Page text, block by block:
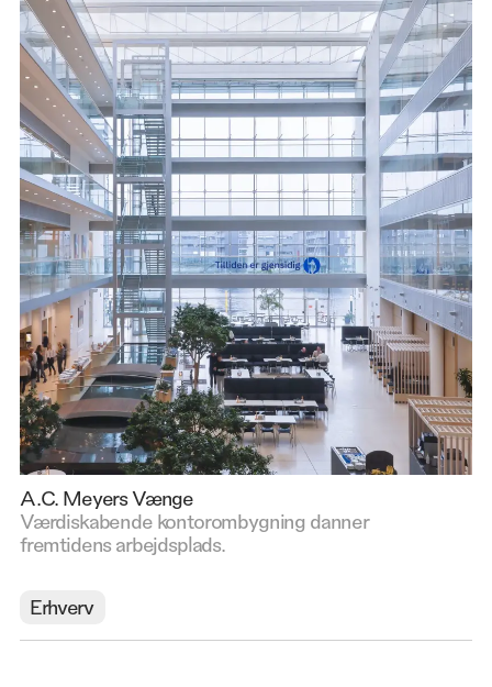
A.C. Meyers Vænge
Værdiskabende kontorombygning danner
fremtidens arbejdsplads.
Erhverv